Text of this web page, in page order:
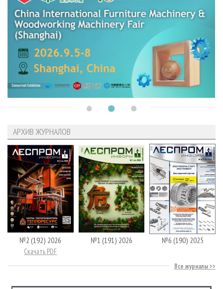
АРХИВ ЖУРНАЛОВ
№2 (192) 2026
Скачать PDF
№1 (191) 2026 №6 (190) 2025
Все журналы